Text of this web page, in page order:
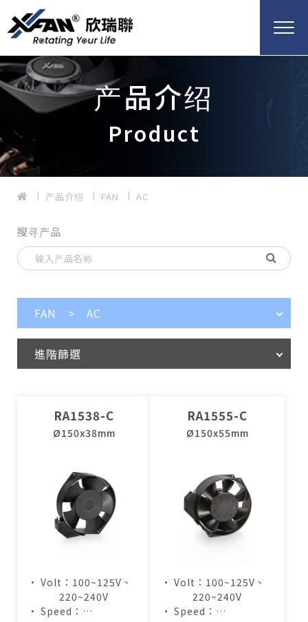
产品介绍
Product
产品介绍 FAN AC
搜寻产品
FAN > AC
進階篩選
RA1538-C
Ø150x38mm
• Volt：100~125V、
220~240V
• Speed：
RA1555-C
Ø150x55mm
• Volt：100~125V、
220~240V
• Speed：